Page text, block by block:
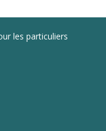
les particuliers